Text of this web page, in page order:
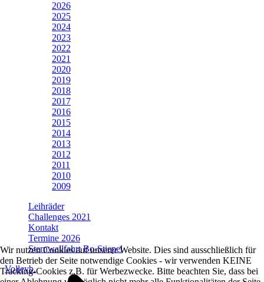
2026
2025
2024
2023
2022
2021
2020
2019
2018
2017
2016
2015
2014
2013
2012
2011
2010
2009
Leihräder
Challenges 2021
Kontakt
Termine 2026
Sternwallfahrt Bo-Stiepel
Volleyb.
Wir nutzen Cookies auf unserer Website. Dies sind ausschließlich für
den Betrieb der Seite notwendige Cookies - wir verwenden KEINE
Tracking-Cookies z.B. für Werbezwecke. Bitte beachten Sie, dass bei